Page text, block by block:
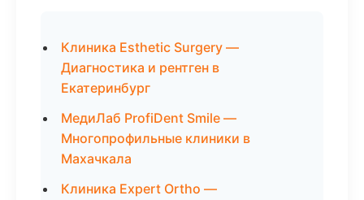
Клиника Esthetic Surgery —
Диагностика и рентген в
Екатеринбург
МедиЛаб ProfiDent Smile —
Многопрофильные клиники в
Махачкала
Клиника Expert Ortho —